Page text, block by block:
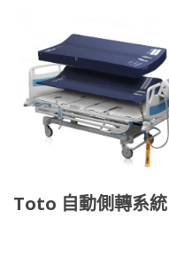
Toto 自動側轉系統